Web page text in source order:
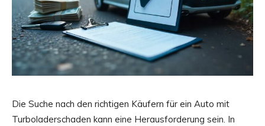
Die Suche nach den richtigen Käufern für ein Auto mit
Turboladerschaden kann eine Herausforderung sein. In